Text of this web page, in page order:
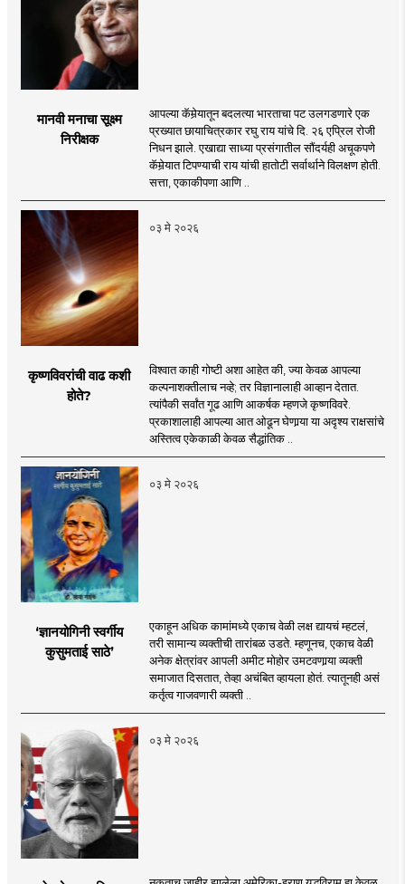
मानवी मनाचा सूक्ष्म
निरीक्षक
आपल्या कॅमेर्‍यातून बदलत्या भारताचा पट उलगडणारे एक
प्रख्यात छायाचित्रकार रघु राय यांचे दि. २६ एप्रिल रोजी
निधन झाले. एखाद्या साध्या प्रसंगातील सौंदर्यही अचूकपणे
कॅमेर्‍यात टिपण्याची राय यांची हातोटी सर्वार्थाने विलक्षण होती.
सत्ता, एकाकीपणा आणि ..
०३ मे २०२६
कृष्णविवरांची वाढ कशी
होते?
विश्वात काही गोष्टी अशा आहेत की, ज्या केवळ आपल्या
कल्पनाशक्तीलाच नव्हे; तर विज्ञानालाही आव्हान देतात.
त्यांपैकी सर्वांत गूढ आणि आकर्षक म्हणजे कृष्णविवरे.
प्रकाशालाही आपल्या आत ओढून घेणार्‍या या अदृश्य राक्षसांचे
अस्तित्व एकेकाळी केवळ सैद्धांतिक ..
०३ मे २०२६
‘ज्ञानयोगिनी स्वर्गीय
कुसुमताई साठे’
एकाहून अधिक कामांमध्ये एकाच वेळी लक्ष द्यायचं म्हटलं,
तरी सामान्य व्यक्तीची तारांबळ उडते. म्हणूनच, एकाच वेळी
अनेक क्षेत्रांवर आपली अमीट मोहोर उमटवणार्‍या व्यक्ती
समाजात दिसतात, तेव्हा अचंबित व्हायला होतं. त्यातूनही असं
कर्तृत्व गाजवणारी व्यक्ती ..
०३ मे २०२६